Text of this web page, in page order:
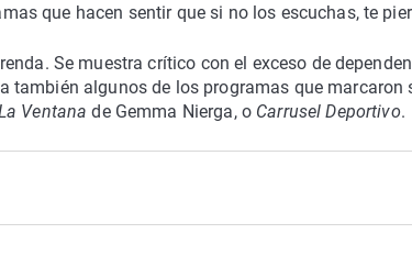
que hacen sentir que si no los escuchas, te
Se muestra crítico con el exceso de
también algunos de los programas que marcaron
Ventana de Gemma Nierga, o Carrusel Deportivo.